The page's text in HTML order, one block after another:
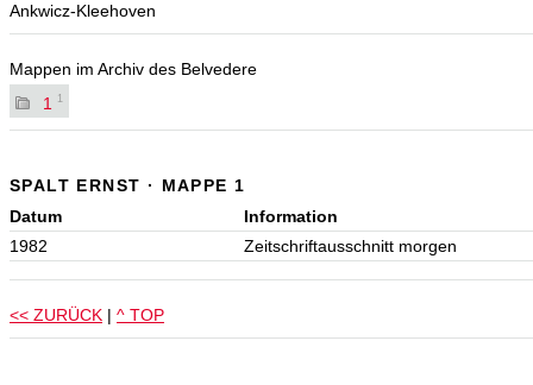
Ankwicz-Kleehoven
Mappen im Archiv des Belvedere
1
1
SPALT ERNST · MAPPE 1
Datum
Information
1982
Zeitschriftausschnitt morgen
<< ZURÜCK | ^ TOP